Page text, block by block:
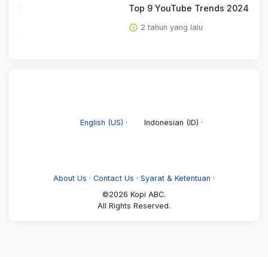
Top 9 YouTube Trends 2024
2 tahun yang lalu
English (US) · Indonesian (ID) ·
About Us · Contact Us · Syarat & Ketentuan ·
©2026 Kopi ABC.
All Rights Reserved.